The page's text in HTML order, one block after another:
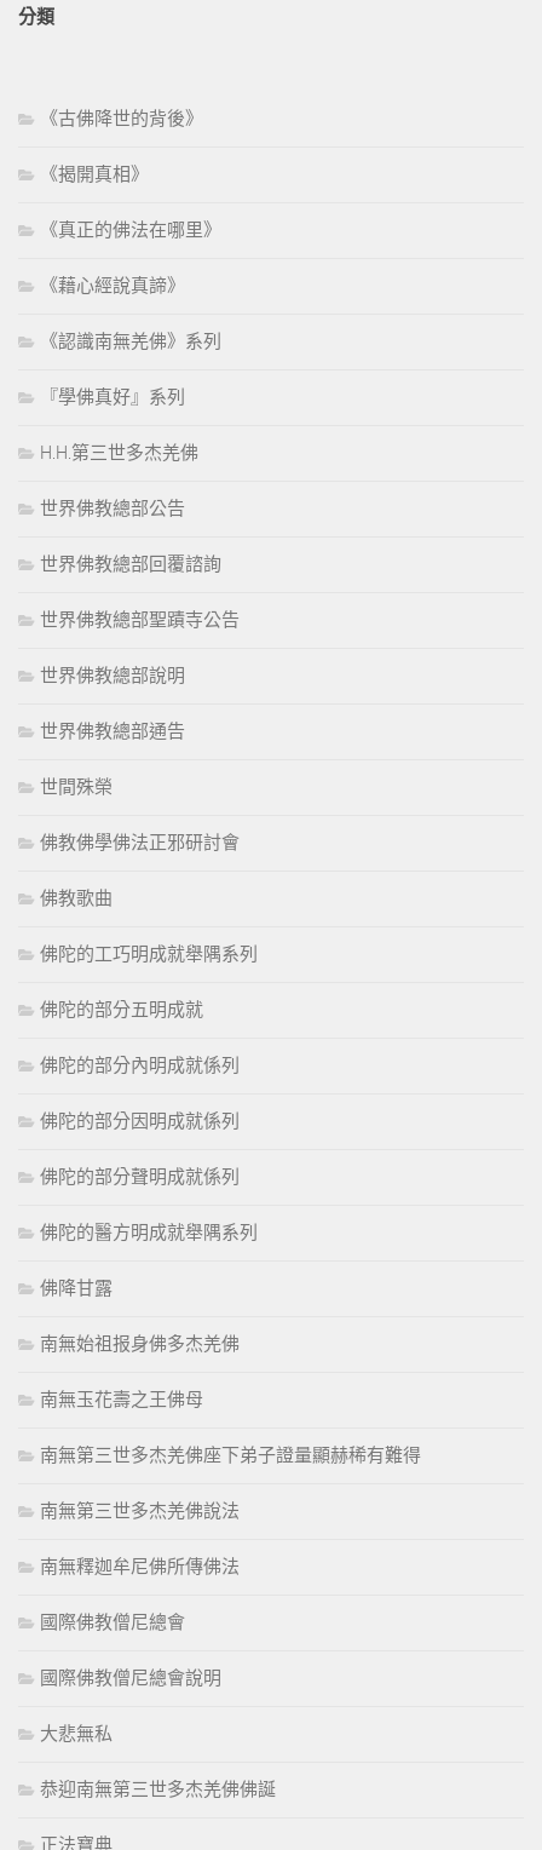
分類
《古佛降世的背後》
《揭開真相》
《真正的佛法在哪里》
《藉心經說真諦》
《認識南無羌佛》系列
『學佛真好』系列
H.H.第三世多杰羌佛
世界佛教總部公告
世界佛教總部回覆諮詢
世界佛教總部聖蹟寺公告
世界佛教總部說明
世界佛教總部通告
世間殊榮
佛教佛學佛法正邪研討會
佛教歌曲
佛陀的工巧明成就舉隅系列
佛陀的部分五明成就
佛陀的部分內明成就係列
佛陀的部分因明成就係列
佛陀的部分聲明成就係列
佛陀的醫方明成就舉隅系列
佛降甘露
南無始祖报身佛多杰羌佛
南無玉花壽之王佛母
南無第三世多杰羌佛座下弟子證量顯赫稀有難得
南無第三世多杰羌佛說法
南無釋迦牟尼佛所傳佛法
國際佛教僧尼總會
國際佛教僧尼總會說明
大悲無私
恭迎南無第三世多杰羌佛佛誕
正法寶典